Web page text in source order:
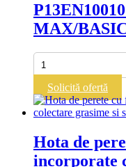
MAX/
Cantitate
P13EN10010
HOOD
ENTRY
MAX/BASIC
8
-
Solicită ofertă
Hota de
incorporate